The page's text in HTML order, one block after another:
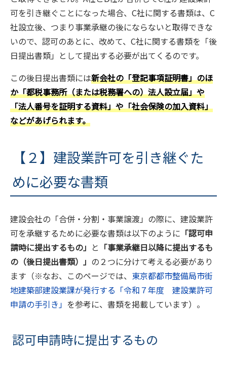
可を引き継ぐことになった場合、C社に関する書類は、C
社設立後、つまり事業承継の後にならないと取得できな
いので、認可のあとに、改めて、C社に関する書類を「後
日提出書類」として提出する必要が出てくるのです。
この後日提出書類には新会社の「登記事項証明書」のほ
か「都税事務所（または税務署への）法人設立届」や
「法人番号を証明する資料」や「社会保険の加入資料」
などがあげられます。
【２】建設業許可を引き継ぐた
めに必要な書類
建設会社の「合併・分割・事業譲渡」の際に、建設業許
可を承継するために必要な書類は以下のように 「認可申
請時に提出するもの」 と 「事業承継日以降に提出するも
の（後日提出書類）」 の２つに分けて考える必要があり
ます（※なお、このページでは、 東京都都市整備局市街
地建築部建設業課が発行する「令和７年度 建設業許可
申請の手引き」 を参考に、書類を掲載しています）。
認可申請時に提出するもの